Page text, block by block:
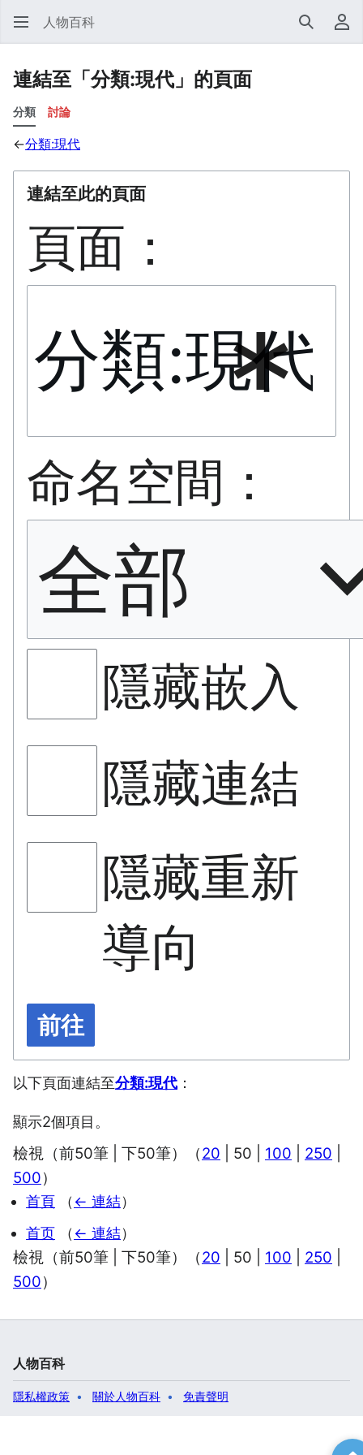
人物百科 搜尋 使
連結至「分類:現代」的頁面
分類 討論
←分類:現代
連結至此的頁面
頁面：
命名空間：
全部
隱藏嵌入
隱藏連結
隱藏重新
導向
前往
以下頁面連結至分類:現代 ：
顯示2個項目。
檢視（前50筆 下50筆）（20 50 100 250
500）
首頁 （ ← 連結）
首页
（ ← 連結）
檢視（前50筆 下50筆）（20 50 100 250
500）
人物百科
隱私權政策 關於人物百科 免責聲明